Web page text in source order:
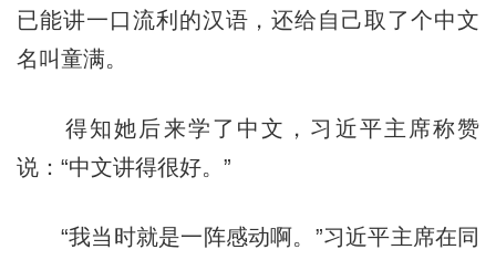
已能讲一口流利的汉语，还给自己取了个中文
名叫童满。
得知她后来学了中文，习近平主席称赞
说：“中文讲得很好。”
“我当时就是一阵感动啊。”习近平主席在同